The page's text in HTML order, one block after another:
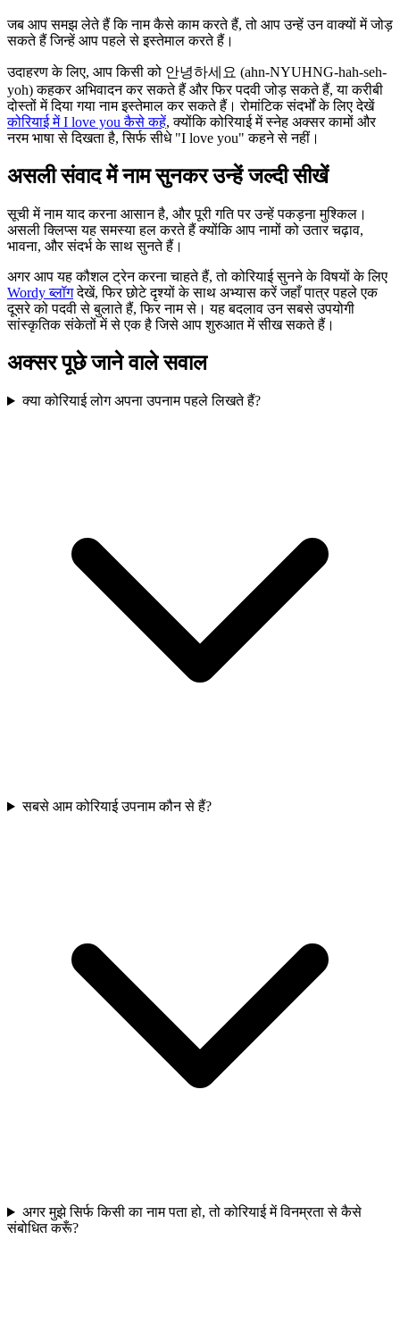
जब आप समझ लेते हैं कि नाम कैसे काम करते हैं, तो आप उन्हें उन वाक्यों में जोड़
सकते हैं जिन्हें आप पहले से इस्तेमाल करते हैं।
उदाहरण के लिए, आप किसी को 안녕하세요 (ahn-NYUHNG-hah-seh-
yoh) कहकर अभिवादन कर सकते हैं और फिर पदवी जोड़ सकते हैं, या करीबी
दोस्तों में दिया गया नाम इस्तेमाल कर सकते हैं। रोमांटिक संदर्भों के लिए देखें
कोरियाई में I love you कैसे कहें, क्योंकि कोरियाई में स्नेह अक्सर कामों और
नरम भाषा से दिखता है, सिर्फ सीधे "I love you" कहने से नहीं।
असली संवाद में नाम सुनकर उन्हें जल्दी सीखें
सूची में नाम याद करना आसान है, और पूरी गति पर उन्हें पकड़ना मुश्किल।
असली क्लिप्स यह समस्या हल करते हैं क्योंकि आप नामों को उतार चढ़ाव,
भावना, और संदर्भ के साथ सुनते हैं।
अगर आप यह कौशल ट्रेन करना चाहते हैं, तो कोरियाई सुनने के विषयों के लिए
Wordy ब्लॉगदेखें, फिर छोटे दृश्यों के साथ अभ्यास करें जहाँ पात्र पहले एक
दूसरे को पदवी से बुलाते हैं, फिर नाम से। यह बदलाव उन सबसे उपयोगी
सांस्कृतिक संकेतों में से एक है जिसे आप शुरुआत में सीख सकते हैं।
अक्सर पूछे जाने वाले सवाल
क्या कोरियाई लोग अपना उपनाम पहले लिखते हैं?
सबसे आम कोरियाई उपनाम कौन से हैं?
अगर मुझे सिर्फ किसी का नाम पता हो, तो कोरियाई में विनम्रता से कैसे
संबोधित करूँ?